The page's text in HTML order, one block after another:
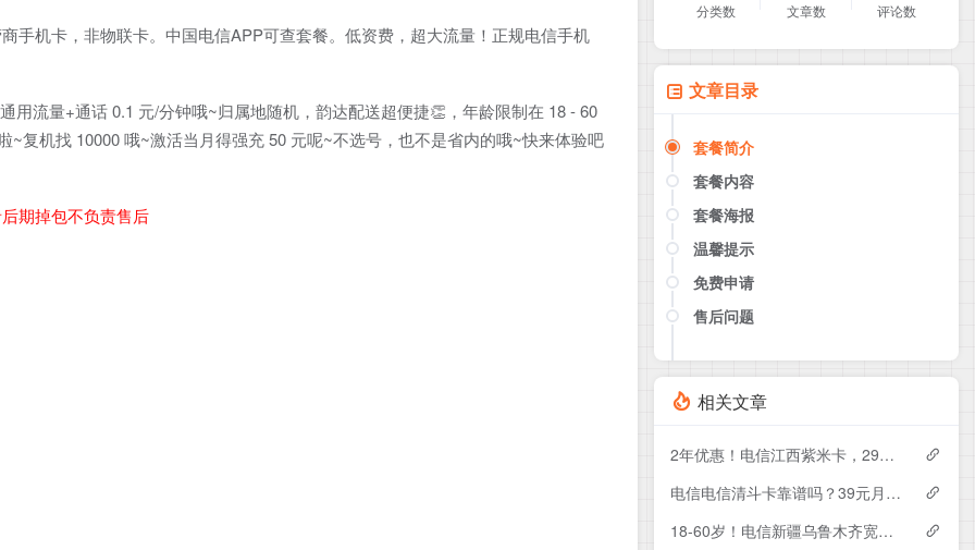
手机卡，非物联卡。中国电信APP可查套餐。低资费，超大流量！正规电信手机
用流量+通话 0.1 元/分钟哦~归属地随机，韵达配送超便捷👏，年龄限制在 18 - 60
复机找 10000 哦~激活当月得强充 50 元呢~不选号，也不是省内的哦~快来体验吧
期掉包不负责售后
分类数 文章数 评论数
文章目录
套餐简介
套餐内容
套餐海报
温馨提示
免费申请
点击这里或者手机扫描下方二维码
售后问题
相关文章
2年优惠！电信江西紫米卡，29元月租包500G+200分钟
电信电信清斗卡靠谱吗？39元月租包185G+200分钟实测分享
18-60岁！电信新疆乌鲁木齐宽带卡，119-229元月租1200-1800M120-240G+1300-3000分钟融合宽带套餐